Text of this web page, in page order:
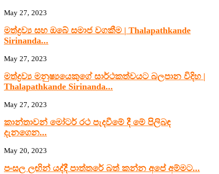
May 27, 2023
මත්ද්‍රව්‍ය සහ ඔබේ සමාජ වගකීම | Thalapathkande
Sirinanda...
May 27, 2023
මත්ද්‍රව්‍ය මනුෂ්‍යයෙකුගේ සාර්ථකත්වයට බලපාන විදිහ |
Thalapathkande Sirinanda...
May 27, 2023
කාන්තාවන් මෝටර් රථ පැදවීමේ දී මේ පිලිබඳ
දැනගෙන...
May 20, 2023
පංසල ලඟින් යද්දී පාත්තරේ බත් කන්න අපේ අම්මට...